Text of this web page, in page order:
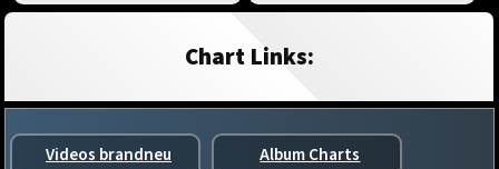
Chart Links:
Videos brandneu Album Charts